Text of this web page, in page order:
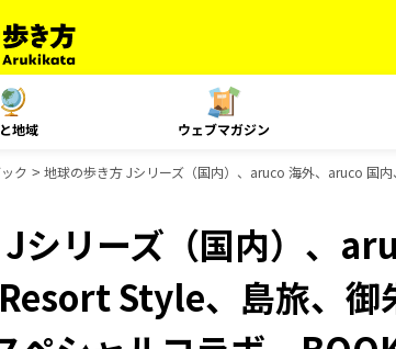
地域 ウェブマガジン
ク 地球の歩き方 Jシリーズ（国内）、aruco 海外、aruco 国
シリーズ（国内）、
Style、島旅、御